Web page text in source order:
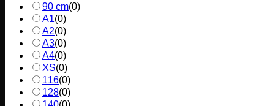
90 cm(0)
A1(0)
A2(0)
A3(0)
A4(0)
XS(0)
116(0)
128(0)